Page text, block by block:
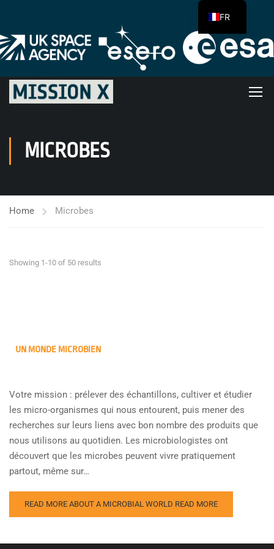
MICROBES
Home Microbes
Showing 1-10 of 50 results
UN MONDE MICROBIEN
Votre mission : prélever des échantillons, cultiver et étudier
les micro-organismes qui nous entourent, puis mener des
recherches sur leurs liens avec bon nombre des produits que
nous utilisons au quotidien. Les microbiologistes ont
découvert que les microbes peuvent vivre pratiquement
partout, même sur…
READ MORE ABOUT A MICROBIAL WORLD READ MORE
FR